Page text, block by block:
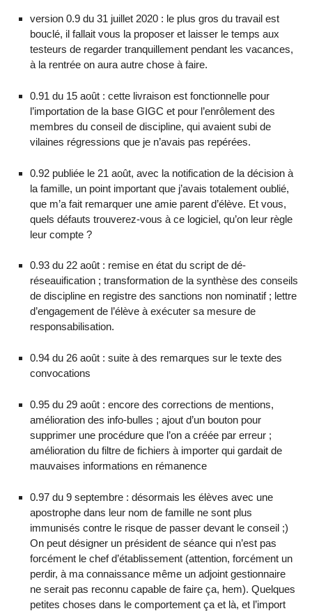
version 0.9 du 31 juillet 2020 : le plus gros du travail est
bouclé, il fallait vous la proposer et laisser le temps aux
testeurs de regarder tranquillement pendant les vacances,
à la rentrée on aura autre chose à faire.
0.91 du 15 août : cette livraison est fonctionnelle pour
l’importation de la base GIGC et pour l’enrôlement des
membres du conseil de discipline, qui avaient subi de
vilaines régressions que je n’avais pas repérées.
0.92 publiée le 21 août, avec la notification de la décision à
la famille, un point important que j’avais totalement oublié,
que m’a fait remarquer une amie parent d’élève. Et vous,
quels défauts trouverez-vous à ce logiciel, qu’on leur règle
leur compte ?
0.93 du 22 août : remise en état du script de dé-
réseauification ; transformation de la synthèse des conseils
de discipline en registre des sanctions non nominatif ; lettre
d’engagement de l’élève à exécuter sa mesure de
responsabilisation.
0.94 du 26 août : suite à des remarques sur le texte des
convocations
0.95 du 29 août : encore des corrections de mentions,
amélioration des info-bulles ; ajout d’un bouton pour
supprimer une procédure que l’on a créée par erreur ;
amélioration du filtre de fichiers à importer qui gardait de
mauvaises informations en rémanence
0.97 du 9 septembre : désormais les élèves avec une
apostrophe dans leur nom de famille ne sont plus
immunisés contre le risque de passer devant le conseil ;)
On peut désigner un président de séance qui n’est pas
forcément le chef d’établissement (attention, forcément un
perdir, à ma connaissance même un adjoint gestionnaire
ne serait pas reconnu capable de faire ça, hem). Quelques
petites choses dans le comportement ça et là, et l’import